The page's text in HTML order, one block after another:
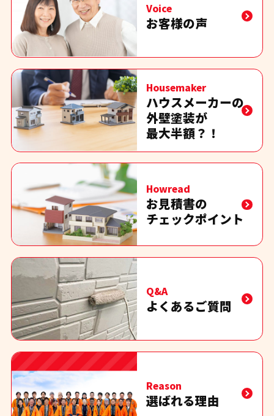
Voice
お客様の声
Housemaker
ハウスメーカーの
外壁塗装が
最大半額？！
Howread
お見積書の
チェックポイント
Q&A
よくあるご質問
Reason
選ばれる理由